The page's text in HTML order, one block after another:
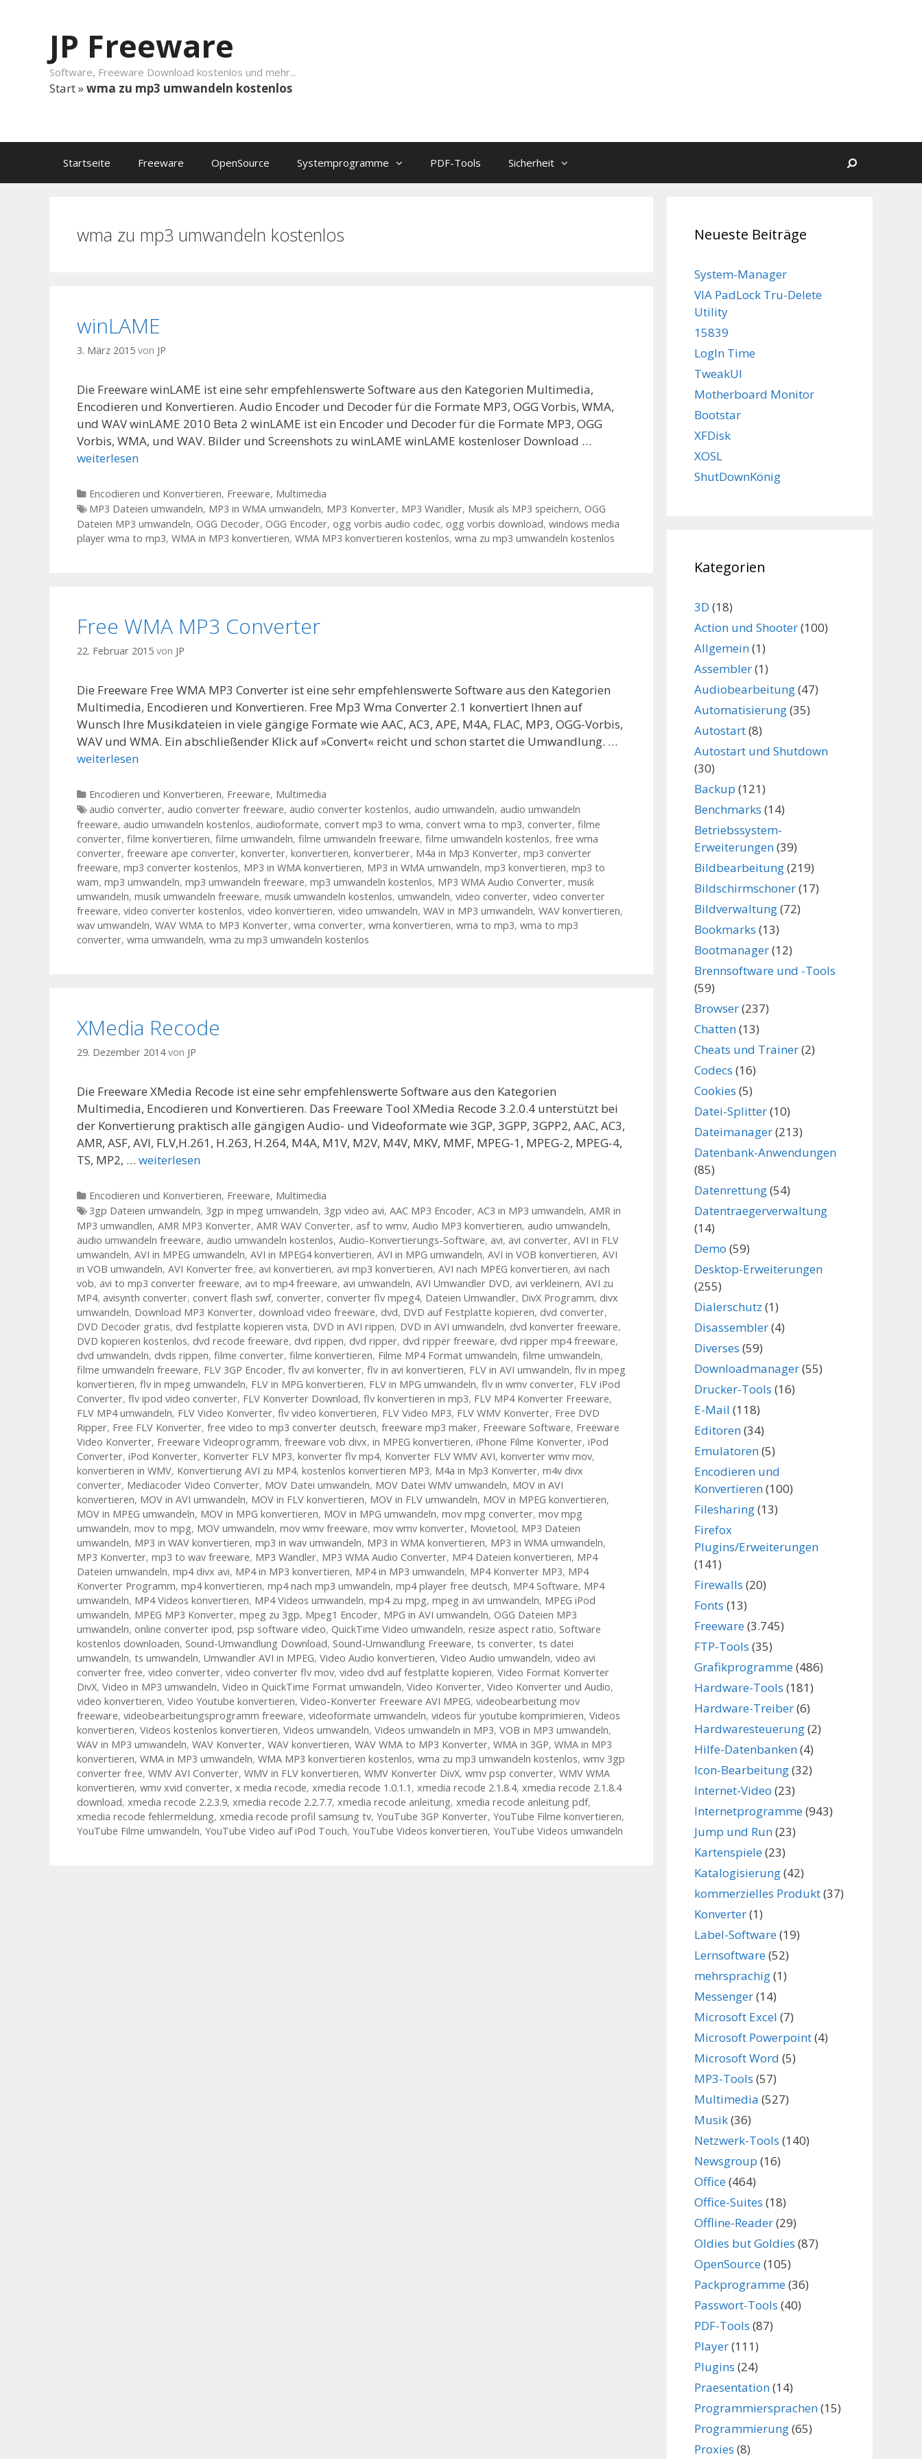
JP Freeware
Software, Freeware Download kostenlos und mehr...
Start»wma zu mp3 umwandeln kostenlos
Startseite Freeware OpenSource Systemprogramme PDF-Tools Sicherheit Suchen
wma zu mp3 umwandeln kostenlos
winLAME
3. März 2015 von JP
Die Freeware winLAME ist eine sehr empfehlenswerte Software aus den Kategorien Multimedia,
Encodieren und Konvertieren. Audio Encoder und Decoder für die Formate MP3, OGG Vorbis, WMA,
und WAV winLAME 2010 Beta 2 winLAME ist ein Encoder und Decoder für die Formate MP3, OGG
Vorbis, WMA, und WAV. Bilder und Screenshots zu winLAME winLAME kostenloser Download …
weiterlesen
Kategorien
Encodieren und Konvertieren, Freeware, Multimedia
Tags
MP3 Dateien umwandeln, MP3 in WMA umwandeln, MP3 Konverter, MP3 Wandler, Musik als MP3 speichern, OGG
Dateien MP3 umwandeln, OGG Decoder, OGG Encoder, ogg vorbis audio codec, ogg vorbis download, windows media
player wma to mp3, WMA in MP3 konvertieren, WMA MP3 konvertieren kostenlos, wma zu mp3 umwandeln kostenlos
Free WMA MP3 Converter
22. Februar 2015 von JP
Die Freeware Free WMA MP3 Converter ist eine sehr empfehlenswerte Software aus den Kategorien
Multimedia, Encodieren und Konvertieren. Free Mp3 Wma Converter 2.1 konvertiert Ihnen auf
Wunsch Ihre Musikdateien in viele gängige Formate wie AAC, AC3, APE, M4A, FLAC, MP3, OGG-Vorbis,
WAV und WMA. Ein abschließender Klick auf »Convert« reicht und schon startet die Umwandlung. …
weiterlesen
Kategorien
Encodieren und Konvertieren, Freeware, Multimedia
Tags
audio converter, audio converter freeware, audio converter kostenlos, audio umwandeln, audio umwandeln
freeware, audio umwandeln kostenlos, audioformate, convert mp3 to wma, convert wma to mp3, converter, filme
converter, filme konvertieren, filme umwandeln, filme umwandeln freeware, filme umwandeln kostenlos, free wma
converter, freeware ape converter, konverter, konvertieren, konvertierer, M4a in Mp3 Konverter, mp3 converter
freeware, mp3 converter kostenlos, MP3 in WMA konvertieren, MP3 in WMA umwandeln, mp3 konvertieren, mp3 to
wam, mp3 umwandeln, mp3 umwandeln freeware, mp3 umwandeln kostenlos, MP3 WMA Audio Converter, musik
umwandeln, musik umwandeln freeware, musik umwandeln kostenlos, umwandeln, video converter, video converter
freeware, video converter kostenlos, video konvertieren, video umwandeln, WAV in MP3 umwandeln, WAV konvertieren,
wav umwandeln, WAV WMA to MP3 Konverter, wma converter, wma konvertieren, wma to mp3, wma to mp3
converter, wma umwandeln, wma zu mp3 umwandeln kostenlos
XMedia Recode
29. Dezember 2014 von JP
Die Freeware XMedia Recode ist eine sehr empfehlenswerte Software aus den Kategorien
Multimedia, Encodieren und Konvertieren. Das Freeware Tool XMedia Recode 3.2.0.4 unterstützt bei
der Konvertierung praktisch alle gängigen Audio- und Videoformate wie 3GP, 3GPP, 3GPP2, AAC, AC3,
AMR, ASF, AVI, FLV,H.261, H.263, H.264, M4A, M1V, M2V, M4V, MKV, MMF, MPEG-1, MPEG-2, MPEG-4,
TS, MP2, … weiterlesen
Kategorien
Encodieren und Konvertieren, Freeware, Multimedia
Tags
3gp Dateien umwandeln, 3gp in mpeg umwandeln, 3gp video avi, AAC MP3 Encoder, AC3 in MP3 umwandeln, AMR in
MP3 umwandlen, AMR MP3 Konverter, AMR WAV Converter, asf to wmv, Audio MP3 konvertieren, audio umwandeln,
audio umwandeln freeware, audio umwandeln kostenlos, Audio-Konvertierungs-Software, avi, avi converter, AVI in FLV
umwandeln, AVI in MPEG umwandeln, AVI in MPEG4 konvertieren, AVI in MPG umwandeln, AVI in VOB konvertieren, AVI
in VOB umwandeln, AVI Konverter free, avi konvertieren, avi mp3 konvertieren, AVI nach MPEG konvertieren, avi nach
vob, avi to mp3 converter freeware, avi to mp4 freeware, avi umwandeln, AVI Umwandler DVD, avi verkleinern, AVI zu
MP4, avisynth converter, convert flash swf, converter, converter flv mpeg4, Dateien Umwandler, DivX Programm, divx
umwandeln, Download MP3 Konverter, download video freeware, dvd, DVD auf Festplatte kopieren, dvd converter,
DVD Decoder gratis, dvd festplatte kopieren vista, DVD in AVI rippen, DVD in AVI umwandeln, dvd konverter freeware,
DVD kopieren kostenlos, dvd recode freeware, dvd rippen, dvd ripper, dvd ripper freeware, dvd ripper mp4 freeware,
dvd umwandeln, dvds rippen, filme converter, filme konvertieren, Filme MP4 Format umwandeln, filme umwandeln,
filme umwandeln freeware, FLV 3GP Encoder, flv avi konverter, flv in avi konvertieren, FLV in AVI umwandeln, flv in mpeg
konvertieren, flv in mpeg umwandeln, FLV in MPG konvertieren, FLV in MPG umwandeln, flv in wmv converter, FLV iPod
Converter, flv ipod video converter, FLV Konverter Download, flv konvertieren in mp3, FLV MP4 Konverter Freeware,
FLV MP4 umwandeln, FLV Video Konverter, flv video konvertieren, FLV Video MP3, FLV WMV Konverter, Free DVD
Ripper, Free FLV Konverter, free video to mp3 converter deutsch, freeware mp3 maker, Freeware Software, Freeware
Video Konverter, Freeware Videoprogramm, freeware vob divx, in MPEG konvertieren, iPhone Filme Konverter, iPod
Converter, iPod Konverter, Konverter FLV MP3, konverter flv mp4, Konverter FLV WMV AVI, konverter wmv mov,
konvertieren in WMV, Konvertierung AVI zu MP4, kostenlos konvertieren MP3, M4a in Mp3 Konverter, m4v divx
converter, Mediacoder Video Converter, MOV Datei umwandeln, MOV Datei WMV umwandeln, MOV in AVI
konvertieren, MOV in AVI umwandeln, MOV in FLV konvertieren, MOV in FLV umwandeln, MOV in MPEG konvertieren,
MOV in MPEG umwandeln, MOV in MPG konvertieren, MOV in MPG umwandeln, mov mpg converter, mov mpg
umwandeln, mov to mpg, MOV umwandeln, mov wmv freeware, mov wmv konverter, Movietool, MP3 Dateien
umwandeln, MP3 in WAV konvertieren, mp3 in wav umwandeln, MP3 in WMA konvertieren, MP3 in WMA umwandeln,
MP3 Konverter, mp3 to wav freeware, MP3 Wandler, MP3 WMA Audio Converter, MP4 Dateien konvertieren, MP4
Dateien umwandeln, mp4 divx avi, MP4 in MP3 konvertieren, MP4 in MP3 umwandeln, MP4 Konverter MP3, MP4
Konverter Programm, mp4 konvertieren, mp4 nach mp3 umwandeln, mp4 player free deutsch, MP4 Software, MP4
umwandeln, MP4 Videos konvertieren, MP4 Videos umwandeln, mp4 zu mpg, mpeg in avi umwandeln, MPEG iPod
umwandeln, MPEG MP3 Konverter, mpeg zu 3gp, Mpeg1 Encoder, MPG in AVI umwandeln, OGG Dateien MP3
umwandeln, online converter ipod, psp software video, QuickTime Video umwandeln, resize aspect ratio, Software
kostenlos downloaden, Sound-Umwandlung Download, Sound-Umwandlung Freeware, ts converter, ts datei
umwandeln, ts umwandeln, Umwandler AVI in MPEG, Video Audio konvertieren, Video Audio umwandeln, video avi
converter free, video converter, video converter flv mov, video dvd auf festplatte kopieren, Video Format Konverter
DivX, Video in MP3 umwandeln, Video in QuickTime Format umwandeln, Video Konverter, Video Konverter und Audio,
video konvertieren, Video Youtube konvertieren, Video-Konverter Freeware AVI MPEG, videobearbeitung mov
freeware, videobearbeitungsprogramm freeware, videoformate umwandeln, videos für youtube komprimieren, Videos
konvertieren, Videos kostenlos konvertieren, Videos umwandeln, Videos umwandeln in MP3, VOB in MP3 umwandeln,
WAV in MP3 umwandeln, WAV Konverter, WAV konvertieren, WAV WMA to MP3 Konverter, WMA in 3GP, WMA in MP3
konvertieren, WMA in MP3 umwandeln, WMA MP3 konvertieren kostenlos, wma zu mp3 umwandeln kostenlos, wmv 3gp
converter free, WMV AVI Converter, WMV in FLV konvertieren, WMV Konverter DivX, wmv psp converter, WMV WMA
konvertieren, wmv xvid converter, x media recode, xmedia recode 1.0.1.1 , xmedia recode 2.1.8.4, xmedia recode 2.1.8.4
download, xmedia recode 2.2.3.9, xmedia recode 2.2.7.7, xmedia recode anleitung, xmedia recode anleitung pdf,
xmedia recode fehlermeldung, xmedia recode profil samsung tv, YouTube 3GP Konverter, YouTube Filme konvertieren,
YouTube Filme umwandeln, YouTube Video auf iPod Touch, YouTube Videos konvertieren, YouTube Videos umwandeln
Neueste Beiträge
System-Manager
VIA PadLock Tru-Delete
Utility
15839
LogIn Time
TweakUI
Motherboard Monitor
Bootstar
XFDisk
XOSL
ShutDownKönig
Kategorien
3D (18)
Action und Shooter(100)
Allgemein(1)
Assembler(1)
Audiobearbeitung(47)
Automatisierung(35)
Autostart(8)
Autostart und Shutdown
(30)
Backup (121)
Benchmarks (14)
Betriebssystem-
Erweiterungen(39)
Bildbearbeitung(219)
Bildschirmschoner(17)
Bildverwaltung(72)
Bookmarks (13)
Bootmanager(12)
Brennsoftware und -Tools
(59)
Browser(237)
Chatten(13)
Cheats und Trainer(2)
Codecs (16)
Cookies (5)
Datei-Splitter(10)
Dateimanager(213)
Datenbank-Anwendungen
(85)
Datenrettung(54)
Datentraegerverwaltung
(14)
Demo (59)
Desktop-Erweiterungen
(255)
Dialerschutz (1)
Disassembler(4)
Diverses (59)
Downloadmanager(55)
Drucker-Tools (16)
E-Mail (118)
Editoren(34)
Emulatoren(5)
Encodieren und
Konvertieren(100)
Filesharing(13)
Firefox
Plugins/Erweiterungen
(141)
Firewalls (20)
Fonts (13)
Freeware(3.745)
FTP-Tools (35)
Grafikprogramme(486)
Hardware-Tools (181)
Hardware-Treiber(6)
Hardwaresteuerung(2)
Hilfe-Datenbanken(4)
Icon-Bearbeitung(32)
Internet-Video (23)
Internetprogramme(943)
Jump und Run(23)
Kartenspiele(23)
Katalogisierung(42)
kommerzielles Produkt(37)
Konverter(1)
Label-Software(19)
Lernsoftware(52)
mehrsprachig(1)
Messenger(14)
Microsoft Excel (7)
Microsoft Powerpoint(4)
Microsoft Word (5)
MP3-Tools (57)
Multimedia (527)
Musik(36)
Netzwerk-Tools (140)
Newsgroup (16)
Office(464)
Office-Suites (18)
Offline-Reader(29)
Oldies but Goldies (87)
OpenSource(105)
Packprogramme(36)
Passwort-Tools (40)
PDF-Tools (87)
Player(111)
Plugins (24)
Praesentation(14)
Programmiersprachen(15)
Programmierung(65)
Proxies (8)